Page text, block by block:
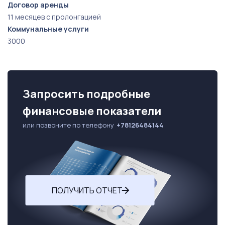
специалисту по данному проекту. Предоставлю
отчётность, организую встречу с владельцем,
покажу транспорт и склад.
Договор аренды
11 месяцев с пролонгацией
Коммунальные услуги
3000
Запросить подробные
финансовые показатели
или позвоните по телефону +78126484144
ПОЛУЧИТЬ ОТЧЕТ